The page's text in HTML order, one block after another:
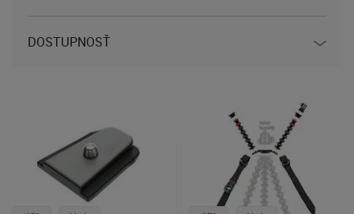
DOSTUPNOSŤ